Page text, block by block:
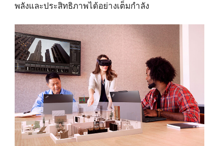
พลังและประสิทธิภาพได้อย่างเต็มกำลัง